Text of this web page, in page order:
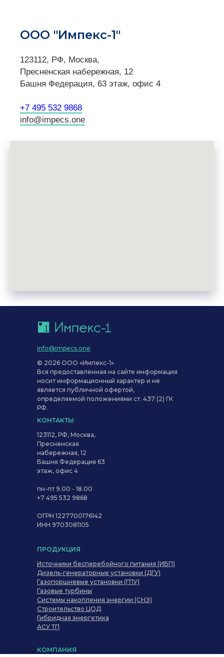
ООО "Импекс-1"
123112, РФ, Москва,
Пресненская набережная, 12
Башня Федерация, 63 этаж, офис 4
+7 495 532 9868
info@impecs.one
© 2026 ООО «Импекс-1»
Вся предоставленная на сайте информация
носит информационный характер и не
является публичной офертой,
определяемой положениями ст. 437 (2) ГК
РФ.
info@impecs.one
123112, РФ, Москва,
Пресненская
набережная, 12
Башня Федерация 63
этаж, офис 4
пн-пт 9.00 - 18.00
+7 495 532 9868
ОГРН 1227700176142
ИНН 9703081105
КОНТАКТЫ
КОМПАНИЯ
Источники бесперебойного питания (ИБП)
Дизель-генераторные установки (ДГУ)
Газопоршневые установки (ГПУ)
Газовые турбины
Системы накопления энергии (СНЭ)
Строительство ЦОД
Гибридная энергетика
АСУ ТП
ПРОДУКЦИЯ